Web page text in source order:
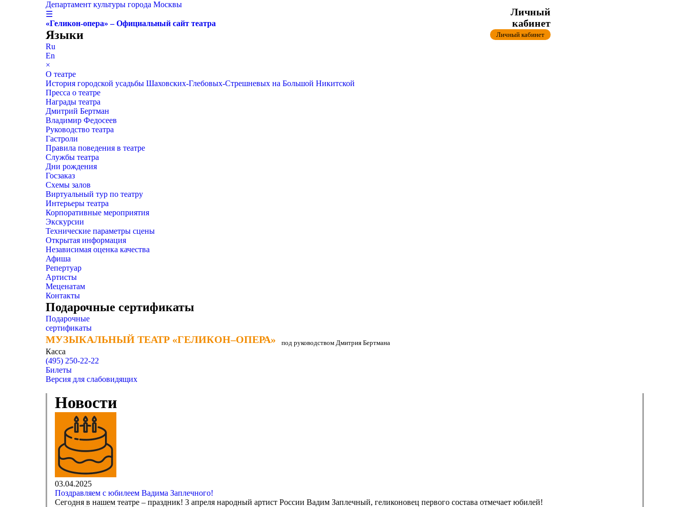
Департамент культуры города Москвы
☰
«Геликон-опера» – Официальный сайт театра
Языки
Ru
En
×
О театре
История городской усадьбы Шаховских-Глебовых-Стрешневых на Большой Никитской
Пресса о театре
Награды театра
Дмитрий Бертман
Владимир Федосеев
Руководство театра
Гастроли
Правила поведения в театре
Службы театра
Дни рождения
Госзаказ
Схемы залов
Виртуальный тур по театру
Интерьеры театра
Корпоративные мероприятия
Экскурсии
Технические параметры сцены
Открытая информация
Независимая оценка качества
Афиша
Репертуар
Артисты
Меценатам
Контакты
Подарочные сертификаты
Подарочные
сертификаты
МУЗЫКАЛЬНЫЙ ТЕАТР «ГЕЛИКОН–ОПЕРА»
МУЗЫКАЛЬНЫЙ ТЕАТР «ГЕЛИКОН–ОПЕРА» под руководством Дмитрия Бертмана
Касса
(495) 250-22-22
Личный
кабинет
Личный кабинет
Билеты
Версия для слабовидящих
Новости
03.04.2025
Поздравляем с юбилеем Вадима Заплечного!
Сегодня в нашем театре – праздник! 3 апреля народный артист России Вадим Заплечный, геликоновец первого состава отмечает юбилей!